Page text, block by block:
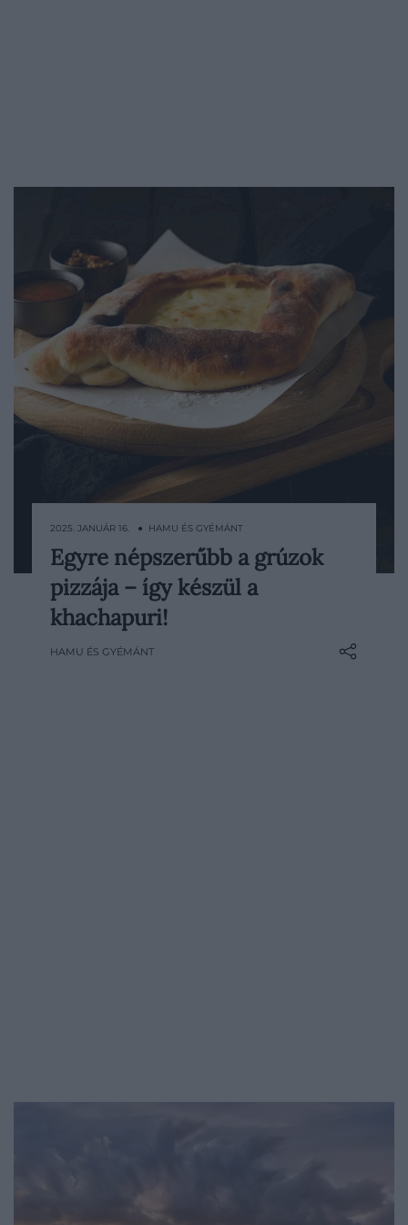
Grúziában a legtöbb étkezés
elmaradhatatlan eleme a khachapuri. Az
étel sokoldalúságát bizonyítja az is, hogy
villásreggeliként és ünnepi ételként is
egyaránt megállja a helyét. A sajttal töltött
2025. JANUÁR 16. ● HAMU ÉS GYÉMÁNT
Egyre népszerűbb a grúzok
pizzája – így készül a
khachapuri!
HAMU ÉS GYÉMÁNT